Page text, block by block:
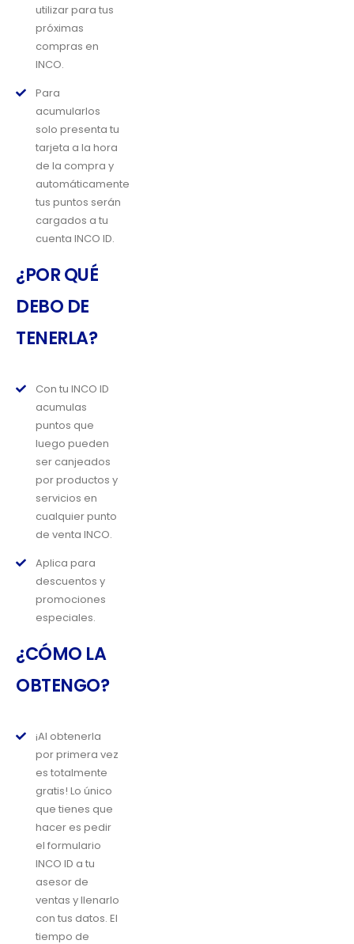
utilizar para tus
próximas
compras en
INCO.
Para
acumularlos
solo presenta tu
tarjeta a la hora
de la compra y
automáticamente
tus puntos serán
cargados a tu
cuenta INCO ID.
¿POR QUÉ
DEBO DE
TENERLA?
Con tu INCO ID
acumulas
puntos que
luego pueden
ser canjeados
por productos y
servicios en
cualquier punto
de venta INCO.
Aplica para
descuentos y
promociones
especiales.
¿CÓMO LA
OBTENGO?
¡Al obtenerla
por primera vez
es totalmente
gratis! Lo único
que tienes que
hacer es pedir
el formulario
INCO ID a tu
asesor de
ventas y llenarlo
con tus datos. El
tiempo de